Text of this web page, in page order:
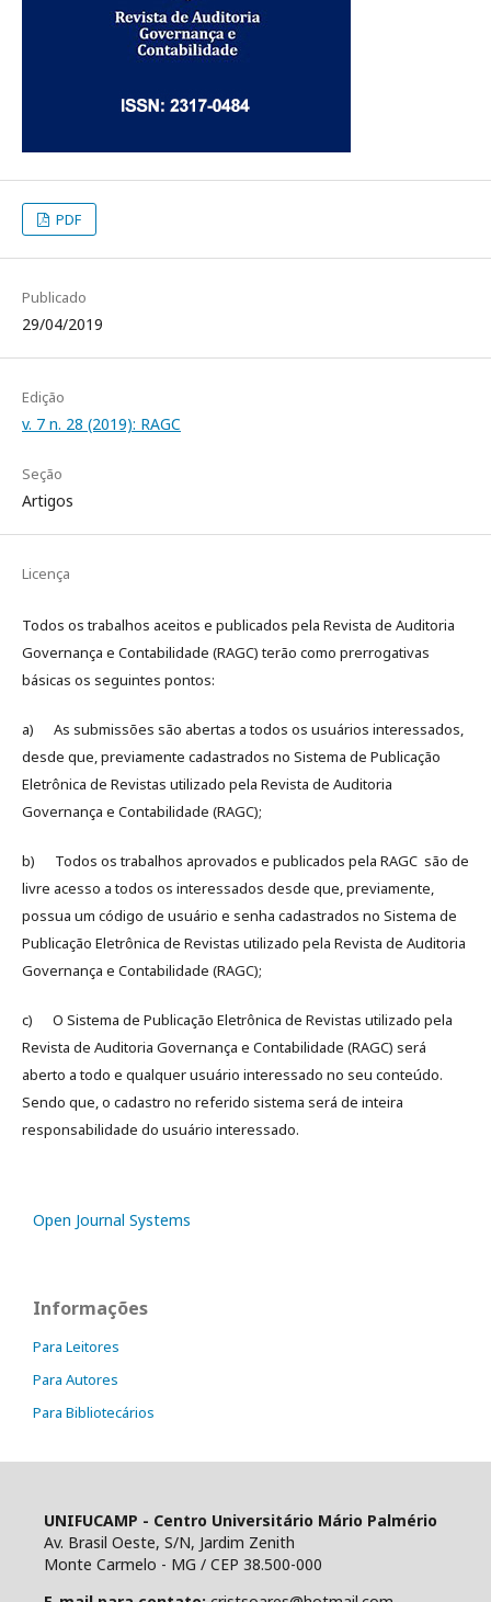
PDF
Publicado
29/04/2019
Edição
v. 7 n. 28 (2019): RAGC
Seção
Artigos
Licença
Todos os trabalhos aceitos e publicados pela Revista de Auditoria
Governança e Contabilidade (RAGC) terão como prerrogativas
básicas os seguintes pontos:
a) As submissões são abertas a todos os usuários interessados,
desde que, previamente cadastrados no Sistema de Publicação
Eletrônica de Revistas utilizado pela Revista de Auditoria
Governança e Contabilidade (RAGC);
b) Todos os trabalhos aprovados e publicados pela RAGC são de
livre acesso a todos os interessados desde que, previamente,
possua um código de usuário e senha cadastrados no Sistema de
Publicação Eletrônica de Revistas utilizado pela Revista de Auditoria
Governança e Contabilidade (RAGC);
c) O Sistema de Publicação Eletrônica de Revistas utilizado pela
Revista de Auditoria Governança e Contabilidade (RAGC) será
aberto a todo e qualquer usuário interessado no seu conteúdo.
Sendo que, o cadastro no referido sistema será de inteira
responsabilidade do usuário interessado.
Open Journal Systems
Informações
Para Leitores
Para Autores
Para Bibliotecários
UNIFUCAMP - Centro Universitário Mário Palmério
Av. Brasil Oeste, S/N, Jardim Zenith
Monte Carmelo - MG / CEP 38.500-000